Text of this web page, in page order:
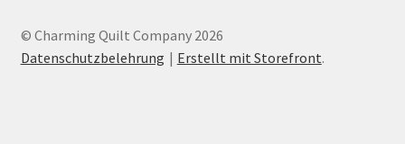
© Charming Quilt Company 2026
Datenschutzbelehrung
Erstellt mit Storefront.